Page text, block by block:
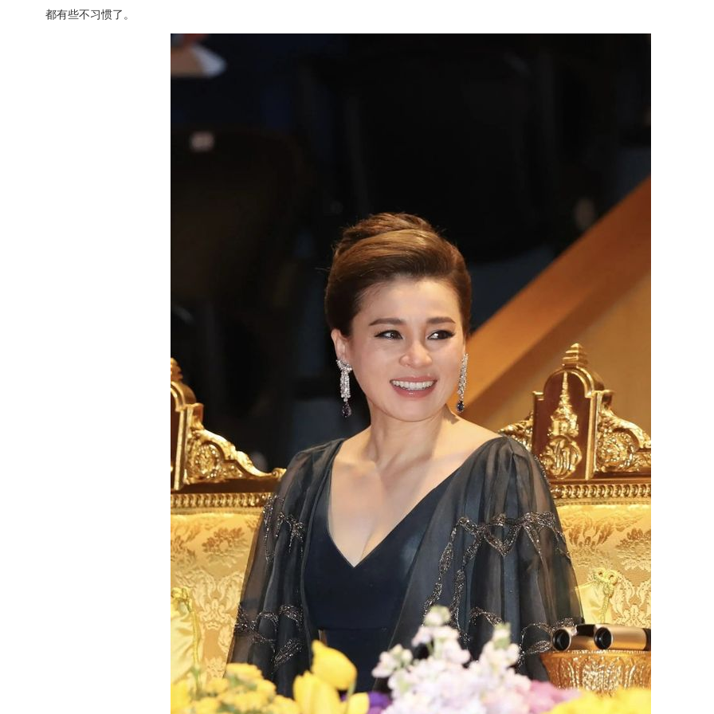
都有些不习惯了。